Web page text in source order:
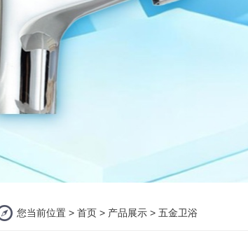
您当前位置 > 首页 > 产品展示 > 五金卫浴